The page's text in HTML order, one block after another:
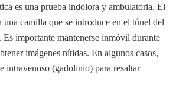
es una prueba indolora y ambulatoria. El
una camilla que se introduce en el túnel del
Es importante mantenerse inmóvil durante
imágenes nítidas. En algunos casos,
intravenoso (gadolinio) para resaltar